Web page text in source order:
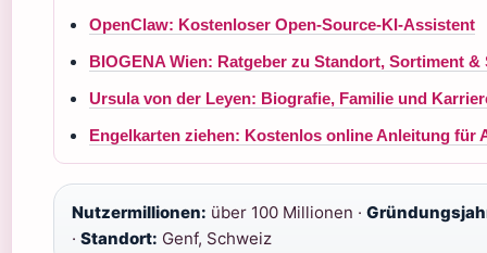
OpenClaw: Kostenloser Open-Source-KI-Assistent
BIOGENA Wien: Ratgeber zu Standort, Sortiment &
Ursula von der Leyen: Biografie, Familie und
Engelkarten ziehen: Kostenlos online Anleitung für
Nutzermillionen: über 100 Millionen ·
· Standort: Genf, Schweiz